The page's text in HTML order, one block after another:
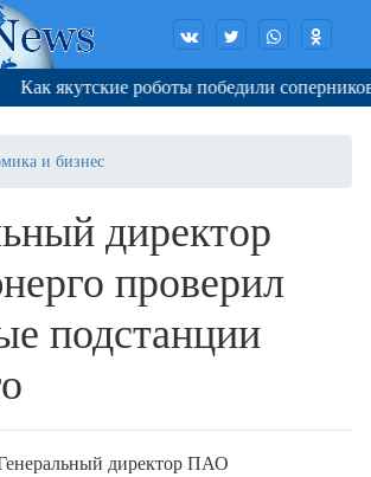
Как якутские роботы победили соперников в
и бизнес
директор
проверил
подстанции
директор ПАО